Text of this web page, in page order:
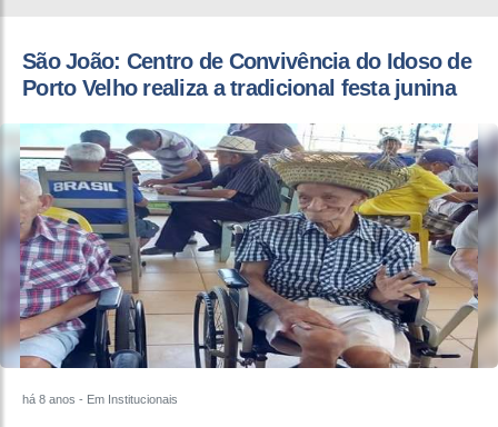
São João: Centro de Convivência do Idoso de
Porto Velho realiza a tradicional festa junina
há 8 anos - Em Institucionais